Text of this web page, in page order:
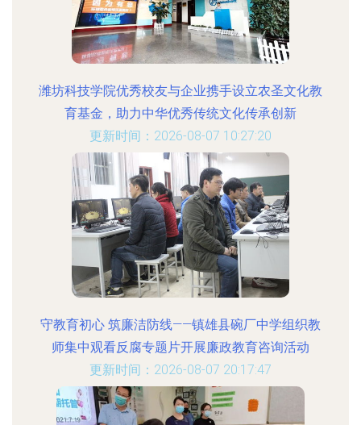
潍坊科技学院优秀校友与企业携手设立农圣文化教
育基金，助力中华优秀传统文化传承创新
更新时间：2026-08-07 10:27:20
守教育初心 筑廉洁防线——镇雄县碗厂中学组织教
师集中观看反腐专题片开展廉政教育咨询活动
更新时间：2026-08-07 20:17:47